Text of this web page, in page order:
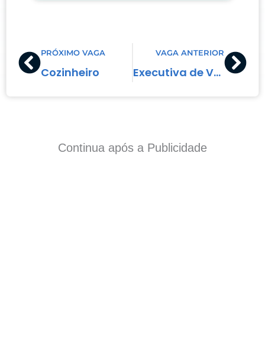
Prev
PRÓXIMO VAGA
Cozinheiro
VAGA ANTERIOR
Executiva de Vendas
Continua após a Publicidade